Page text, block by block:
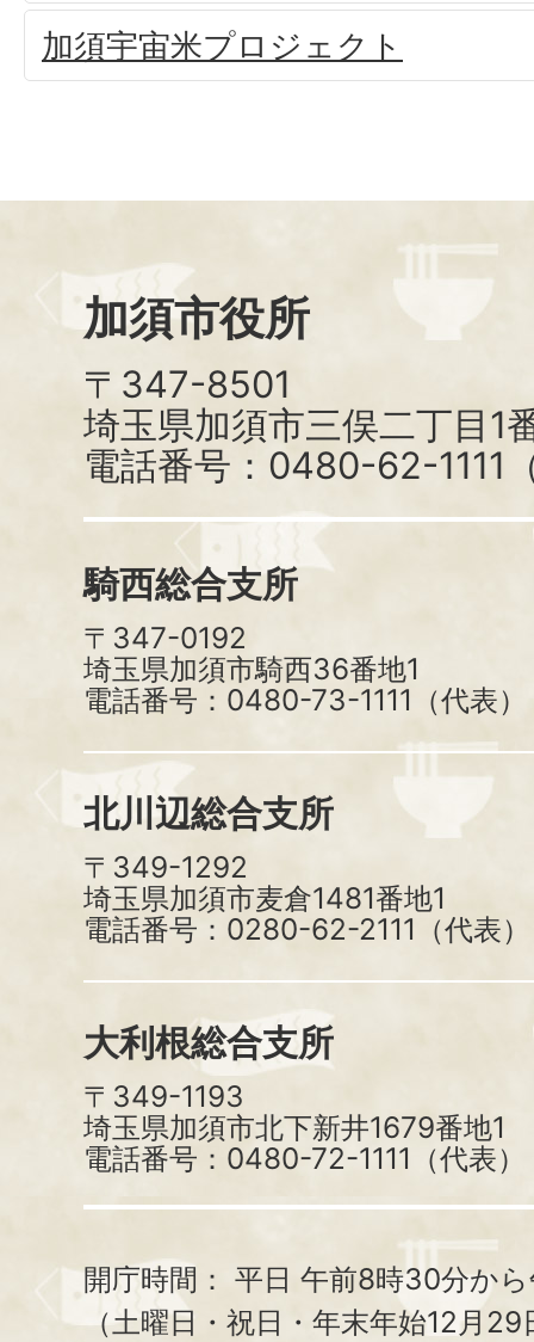
加須宇宙米プロジェクト
加須市役所
〒347-8501
埼玉県加須市三俣二丁目1
電話番号：0480-62-1111
騎西総合支所
〒347-0192
埼玉県加須市騎西36番地1
電話番号：0480-73-1111（代表）
北川辺総合支所
〒349-1292
埼玉県加須市麦倉1481番地1
電話番号：0280-62-2111（代表）
大利根総合支所
〒349-1193
埼玉県加須市北下新井1679番地1
電話番号：0480-72-1111（代表）
開庁時間： 平日 午前8時30分か
（土曜日・祝日・年末年始12月